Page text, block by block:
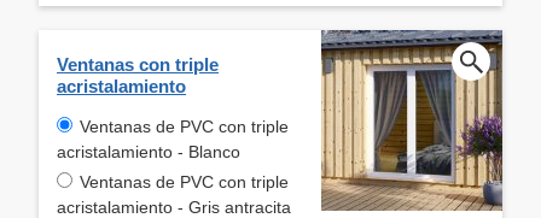
Ventanas con triple
acristalamiento
Ventanas de PVC con triple
acristalamiento - Blanco
Ventanas de PVC con triple
acristalamiento - Gris antracita